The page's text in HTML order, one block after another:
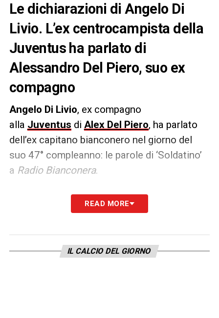
Le dichiarazioni di Angelo Di
Livio. L’ex centrocampista della
Juventus ha parlato di
Alessandro Del Piero, suo ex
compagno
Angelo Di Livio, ex compagno
alla Juventus di Alex Del Piero, ha parlato
dell’ex capitano bianconero nel giorno del
suo 47° compleanno: le parole di ‘Soldatino’
a Radio Bianconera.
– «Con Del Piero abbiamo
giocato insieme nel Padova, lui veniva dagli
Galderisi spingeva molto per farlo giocare in
READ MORE
IL CALCIO DEL GIORNO